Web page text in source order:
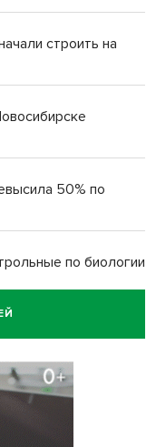
строить на
50% по
по биологии
в крови создали в
травмы